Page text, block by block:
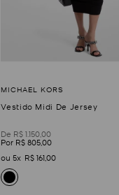
Vestido Midi De Jersey
R$ 1.150,00
R$ 805,00
5
R$ 161,00